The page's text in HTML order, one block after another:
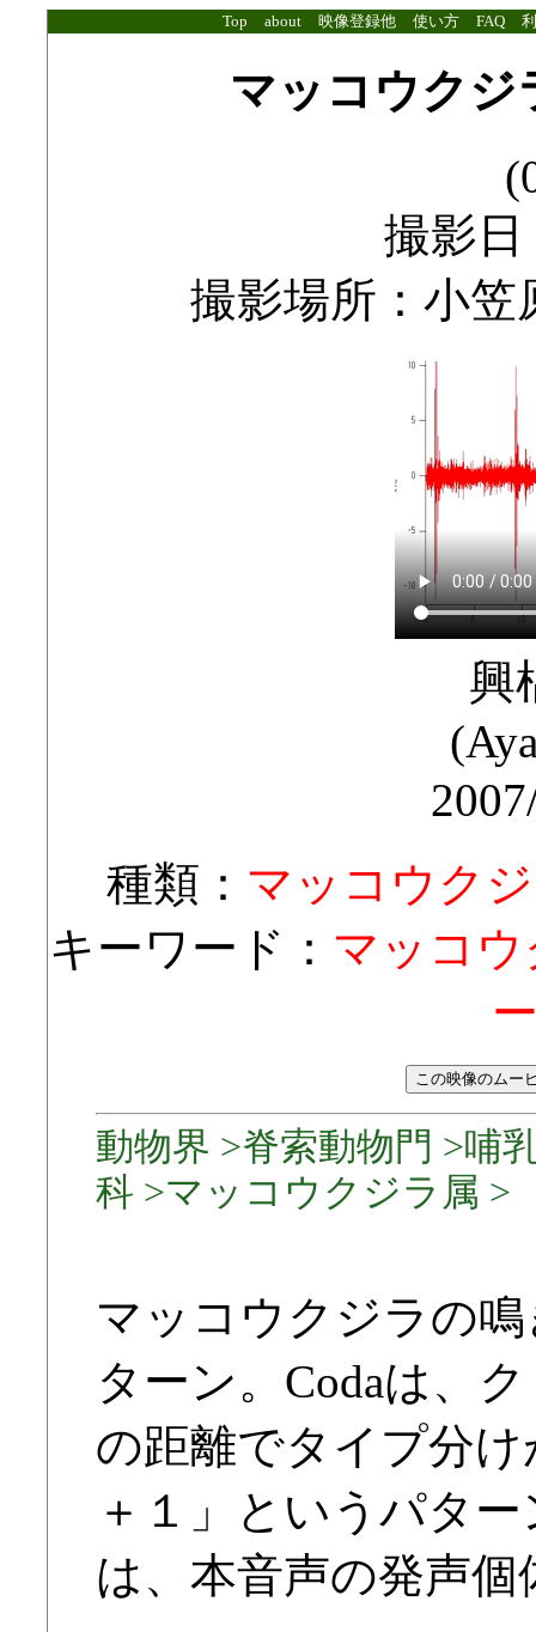
Top about 映像登録他 使い方 FAQ
マッコウクジ
撮影日
撮影場所：小
興
種類： マッコウク
キーワード： マッコウ
動物界 >脊索動物門 >哺
科 >マッコウクジラ属 >
マッコウクジラの
ターン。Codaは、
の距離でタイプ分
＋１」というパタ
は、本音声の発声